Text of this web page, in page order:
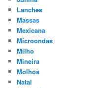
Lanches
Massas
Mexicana
Microondas
Milho
Mineira
Molhos
Natal